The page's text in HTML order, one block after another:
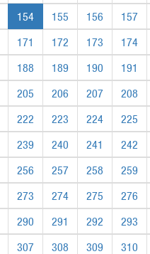
154 155 156 157
171 172 173 174
188 189 190 191
205 206 207 208
222 223 224 225
239 240 241 242
256 257 258 259
273 274 275 276
290 291 292 293
307 308 309 310